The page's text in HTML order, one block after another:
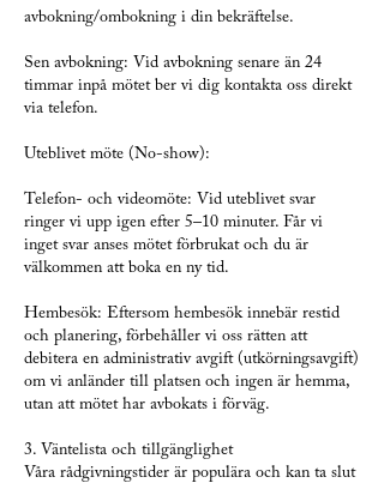
avbokning/ombokning i din bekräftelse.
Sen avbokning: Vid avbokning senare än 24
timmar inpå mötet ber vi dig kontakta oss direkt
via telefon.
Uteblivet möte (No-show):
Telefon- och videomöte: Vid uteblivet svar
ringer vi upp igen efter 5–10 minuter. Får vi
inget svar anses mötet förbrukat och du är
välkommen att boka en ny tid.
Hembesök: Eftersom hembesök innebär restid
och planering, förbehåller vi oss rätten att
debitera en administrativ avgift (utkörningsavgift)
om vi anländer till platsen och ingen är hemma,
utan att mötet har avbokats i förväg.
3. Väntelista och tillgänglighet
Våra rådgivningstider är populära och kan ta slut